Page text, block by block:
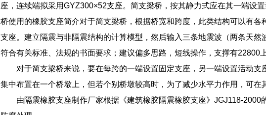
座，连续端拟采用GYZ300×52支座。简支梁桥，按其静力式应在其一端设
桥使用的橡胶支座简介对于简支梁桥，根据桥宽和跨度，此类结构可以有
支座。建立隔震与非隔震结构的计算模型，然后输入三条地震波（两条天
符合有关标准、法规的书面要求；建议偏多思路，短线操作，支撑有22800
对于简支梁桥来说，要在每跨的一端设置固定支座，另一端设置活动
集中布置在一个桥墩上，但若个别桥墩较高时，为了减少水平力作用，可在
由隔震橡胶支座制作厂家根据《建筑橡胶隔震橡胶支座》JGJ118-